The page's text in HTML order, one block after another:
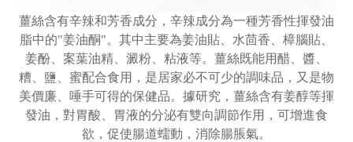
薑絲含有辛辣和芳香成分，辛辣成分為一種芳香性揮發油
脂中的"姜油酮"。其中主要為姜油貼、水茴香、樟腦貼、
姜酚、案葉油精、澱粉、粘液等。薑絲既能用醋、醬、
糟、鹽、蜜配合食用，是居家必不可少的調味品，又是物
美價廉、唾手可得的保健品。據研究，薑絲含有姜醇等揮
發油，對胃酸、胃液的分泌有雙向調節作用，可增進食
欲，促使腸道蠕動，消除腸脹氣。